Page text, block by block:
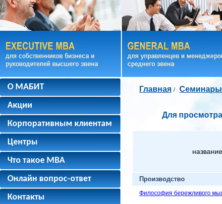
О МАБИТ
Акции
Корпоративным клиентам
Центры
Что такое MBA
Онлайн вопрос-ответ
Контакты
Главная / Семинары
Для
Производство
Философия бережливого